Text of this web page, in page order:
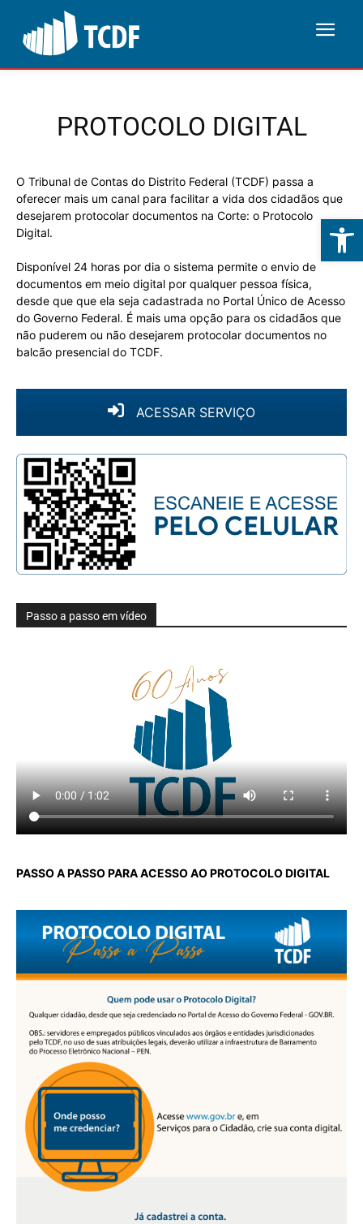
PROTOCOLO DIGITAL
O Tribunal de Contas do Distrito Federal (TCDF) passa a
oferecer mais um canal para facilitar a vida dos cidadãos que
desejarem protocolar documentos na Corte: o Protocolo
Digital.
Disponível 24 horas por dia o sistema permite o envio de
documentos em meio digital por qualquer pessoa física,
desde que que ela seja cadastrada no Portal Único de Acesso
do Governo Federal. É mais uma opção para os cidadãos que
não puderem ou não desejarem protocolar documentos no
balcão presencial do TCDF.
ACESSAR SERVIÇO
Passo a passo em vídeo
PASSO A PASSO PARA ACESSO AO PROTOCOLO DIGITAL